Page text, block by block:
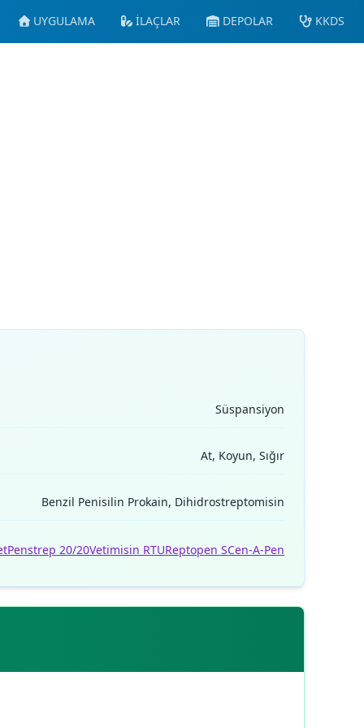
UYGULAMA İLAÇLAR DEPOLAR KKDS
Süspansiyon
At, Koyun, Sığır
Benzil Penisilin Prokain, Dihidrostreptomisin
Penstrep 20/20Vetimisin RTUReptopen SCen-A-Pen